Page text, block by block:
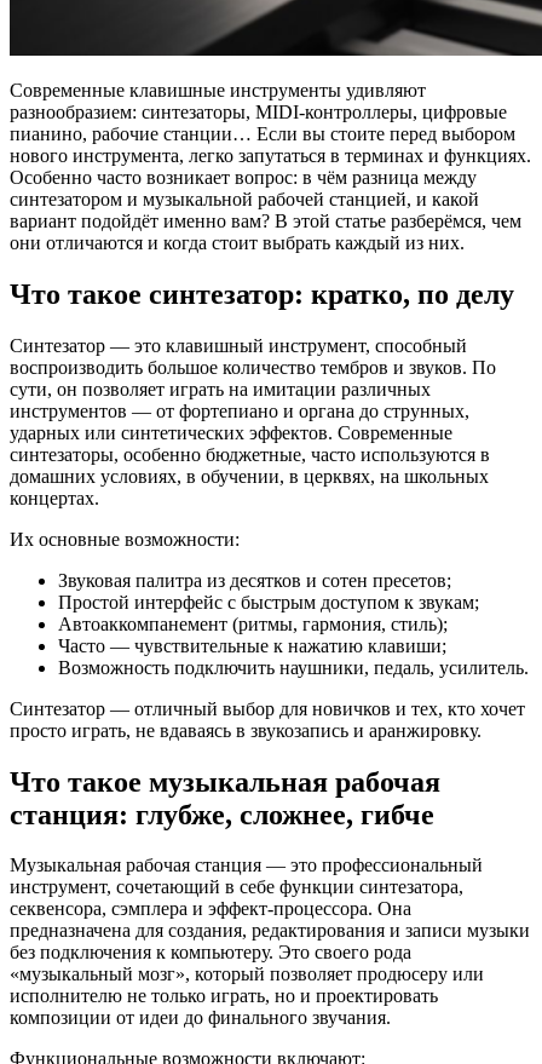
Современные клавишные инструменты удивляют
разнообразием: синтезаторы, MIDI-контроллеры, цифровые
пианино, рабочие станции… Если вы стоите перед выбором
нового инструмента, легко запутаться в терминах и функциях.
Особенно часто возникает вопрос: в чём разница между
синтезатором и музыкальной рабочей станцией, и какой
вариант подойдёт именно вам? В этой статье разберёмся, чем
они отличаются и когда стоит выбрать каждый из них.
Что такое синтезатор: кратко, по делу
Синтезатор — это клавишный инструмент, способный
воспроизводить большое количество тембров и звуков. По
сути, он позволяет играть на имитации различных
инструментов — от фортепиано и органа до струнных,
ударных или синтетических эффектов. Современные
синтезаторы, особенно бюджетные, часто используются в
домашних условиях, в обучении, в церквях, на школьных
концертах.
Их основные возможности:
Звуковая палитра из десятков и сотен пресетов;
Простой интерфейс с быстрым доступом к звукам;
Автоаккомпанемент (ритмы, гармония, стиль);
Часто — чувствительные к нажатию клавиши;
Возможность подключить наушники, педаль, усилитель.
Синтезатор — отличный выбор для новичков и тех, кто хочет
просто играть, не вдаваясь в звукозапись и аранжировку.
Что такое музыкальная рабочая
станция: глубже, сложнее, гибче
Музыкальная рабочая станция — это профессиональный
инструмент, сочетающий в себе функции синтезатора,
секвенсора, сэмплера и эффект-процессора. Она
предназначена для создания, редактирования и записи музыки
без подключения к компьютеру. Это своего рода
«музыкальный мозг», который позволяет продюсеру или
исполнителю не только играть, но и проектировать
композиции от идеи до финального звучания.
Функциональные возможности включают: